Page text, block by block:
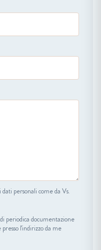
personali come da Vs.
periodica documentazione
l'indirizzo da me